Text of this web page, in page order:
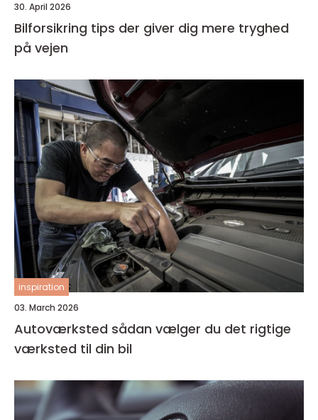
30. April 2026
Bilforsikring tips der giver dig mere tryghed
på vejen
inspiration
03. March 2026
Autoværksted sådan vælger du det rigtige
værksted til din bil